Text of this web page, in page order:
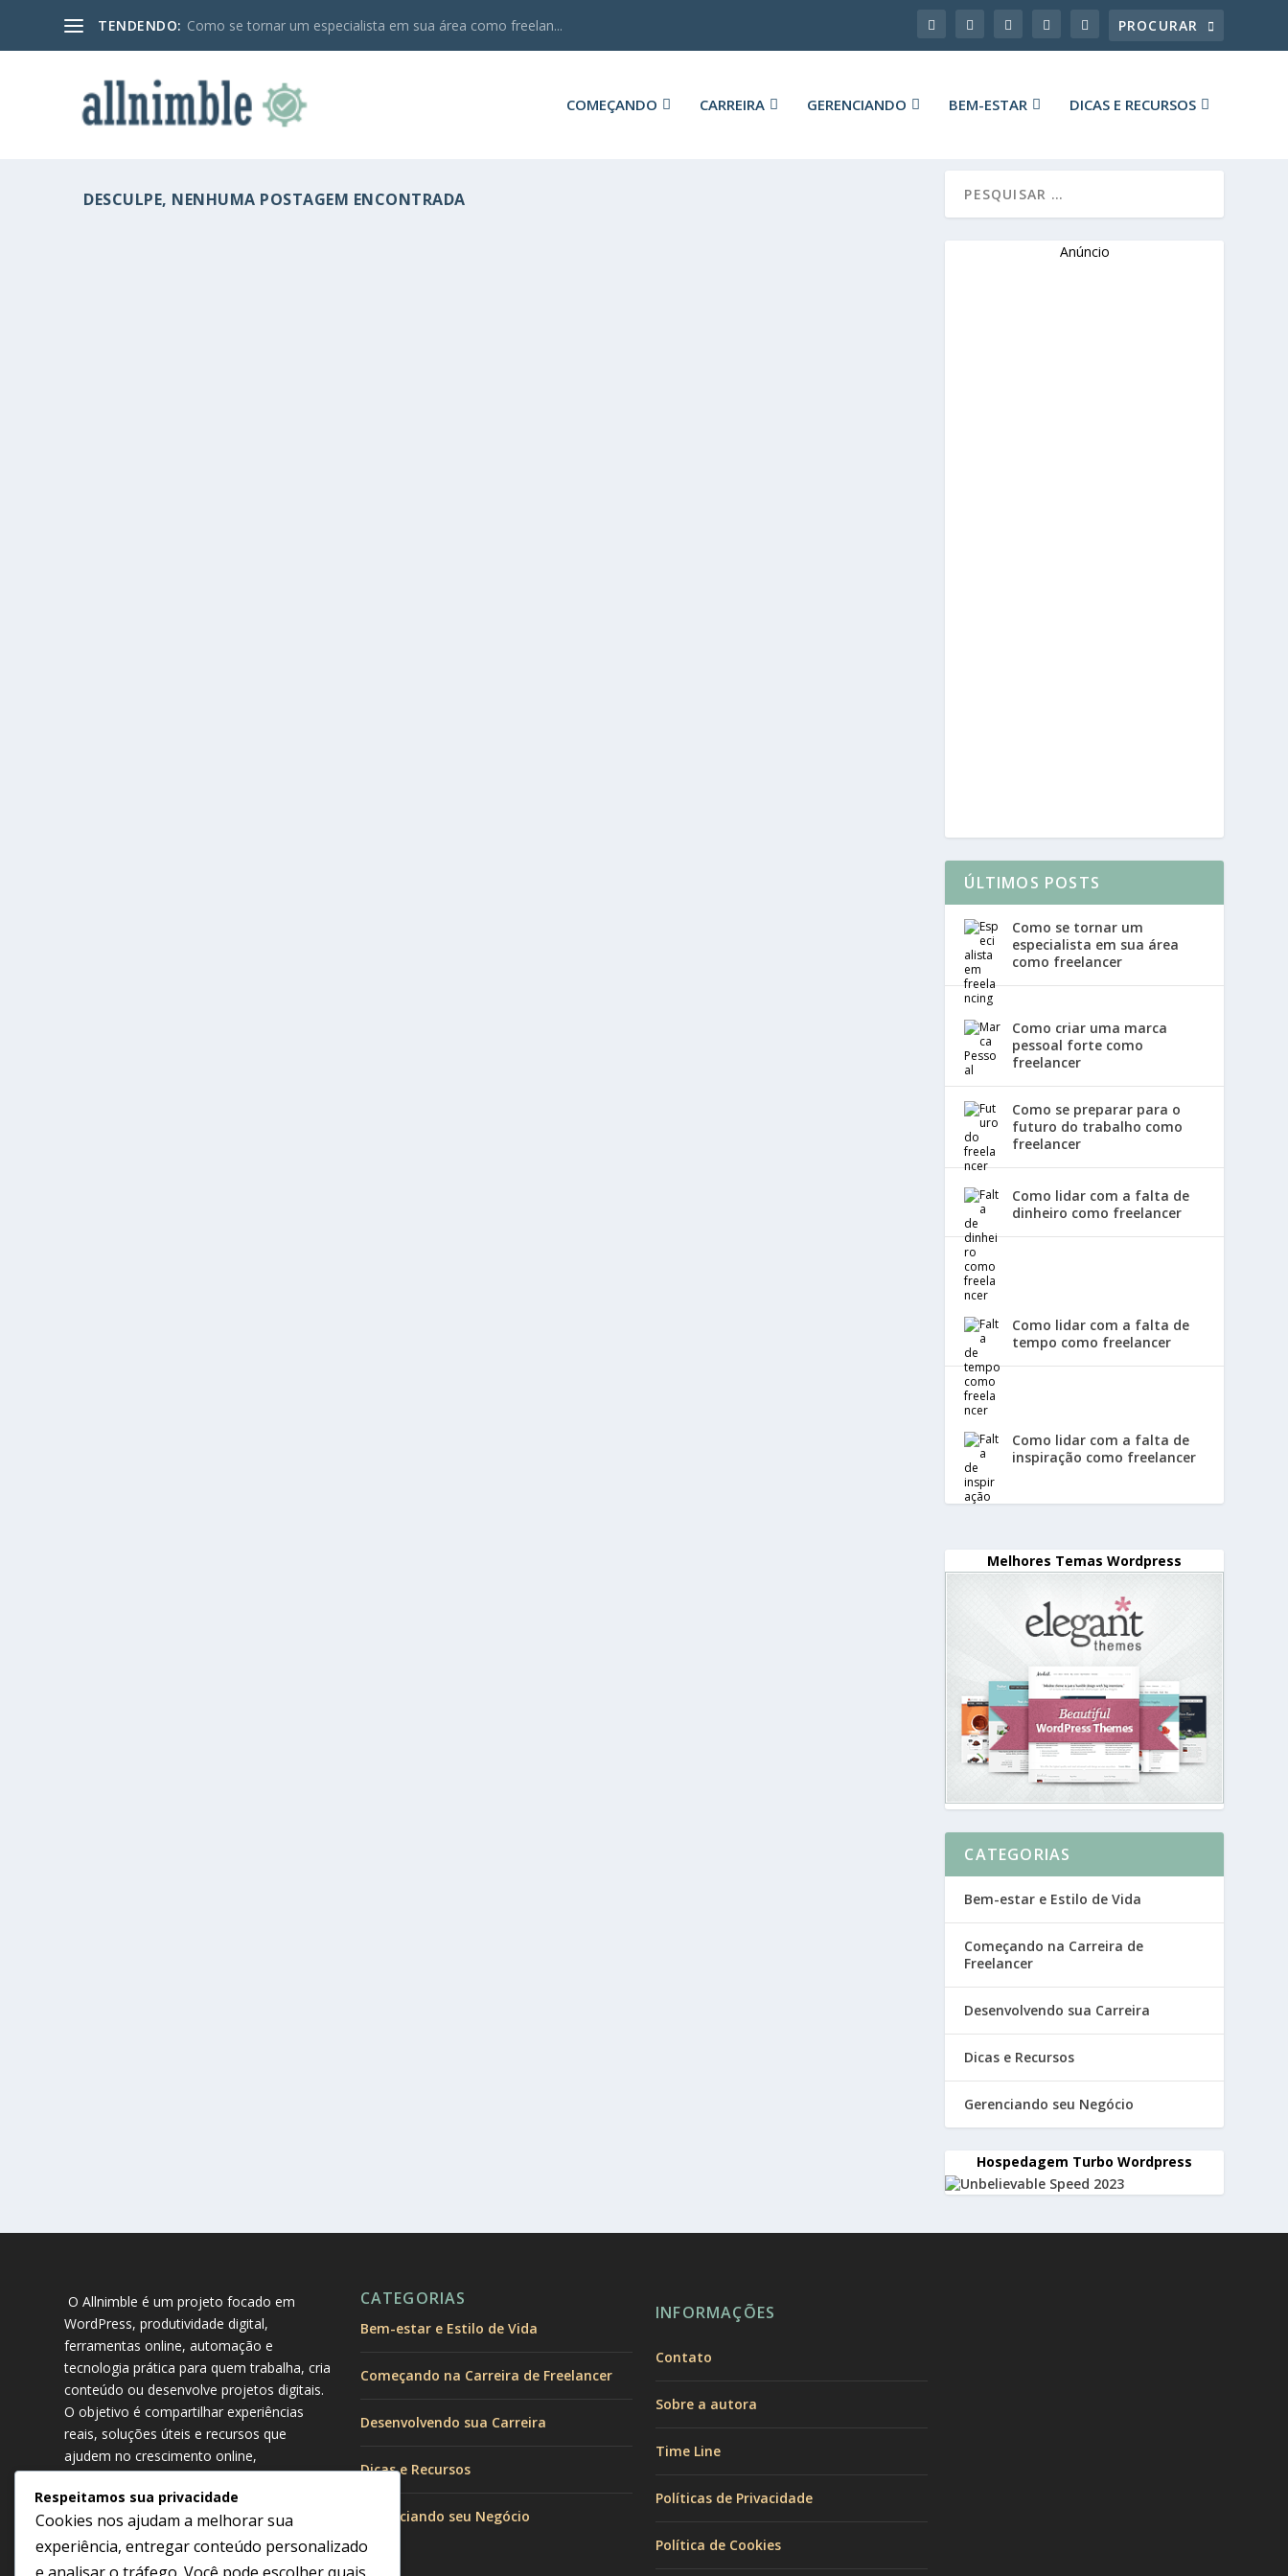
TENDENDO: Como se tornar um especialista em sua área como freelan...
COMEÇANDO CARREIRA GERENCIANDO BEM-ESTAR DICAS E RECURSOS
DESCULPE, NENHUMA POSTAGEM ENCONTRADA
Anúncio
ÚLTIMOS POSTS
Como se tornar um
especialista em sua área
como freelancer
Como criar uma marca
pessoal forte como
freelancer
Como se preparar para o
futuro do trabalho como
freelancer
Como lidar com a falta de
dinheiro como freelancer
Como lidar com a falta de
tempo como freelancer
Como lidar com a falta de
inspiração como freelancer
Melhores Temas Wordpress
CATEGORIAS
Bem-estar e Estilo de Vida
Começando na Carreira de
Freelancer
Desenvolvendo sua Carreira
Dicas e Recursos
Gerenciando seu Negócio
Hospedagem Turbo Wordpress
O Allnimble é um projeto focado em
WordPress, produtividade digital,
ferramentas online, automação e
tecnologia prática para quem trabalha, cria
conteúdo ou desenvolve projetos digitais.
O objetivo é compartilhar experiências
reais, soluções úteis e recursos que
ajudem no crescimento online,
organização do trabalho e melhoria da
produtividade no dia a dia.
CATEGORIAS
Bem-estar e Estilo de Vida
Começando na Carreira de Freelancer
Desenvolvendo sua Carreira
Dicas e Recursos
Gerenciando seu Negócio
INFORMAÇÕES
Contato
Sobre a autora
Time Line
Políticas de Privacidade
Política de Cookies
Respeitamos sua privacidade
Cookies nos ajudam a melhorar sua
experiência, entregar conteúdo personalizado